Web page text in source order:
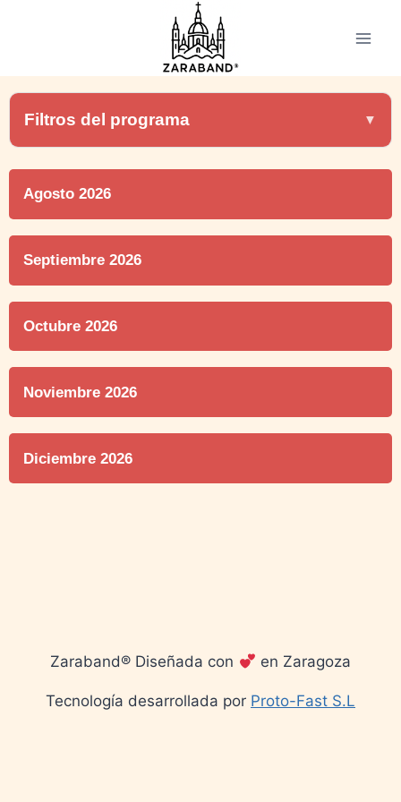
Filtros del programa
Agosto 2026
Septiembre 2026
Octubre 2026
Noviembre 2026
Diciembre 2026
Zaraband® Diseñada con en Zaragoza
Tecnología desarrollada por Proto-Fast S.L